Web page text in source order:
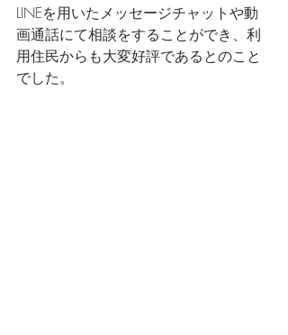
LINEを用いたメッセージチャットや動
画通話にて相談をすることができ、利
用住民からも大変好評であるとのこと
でした。